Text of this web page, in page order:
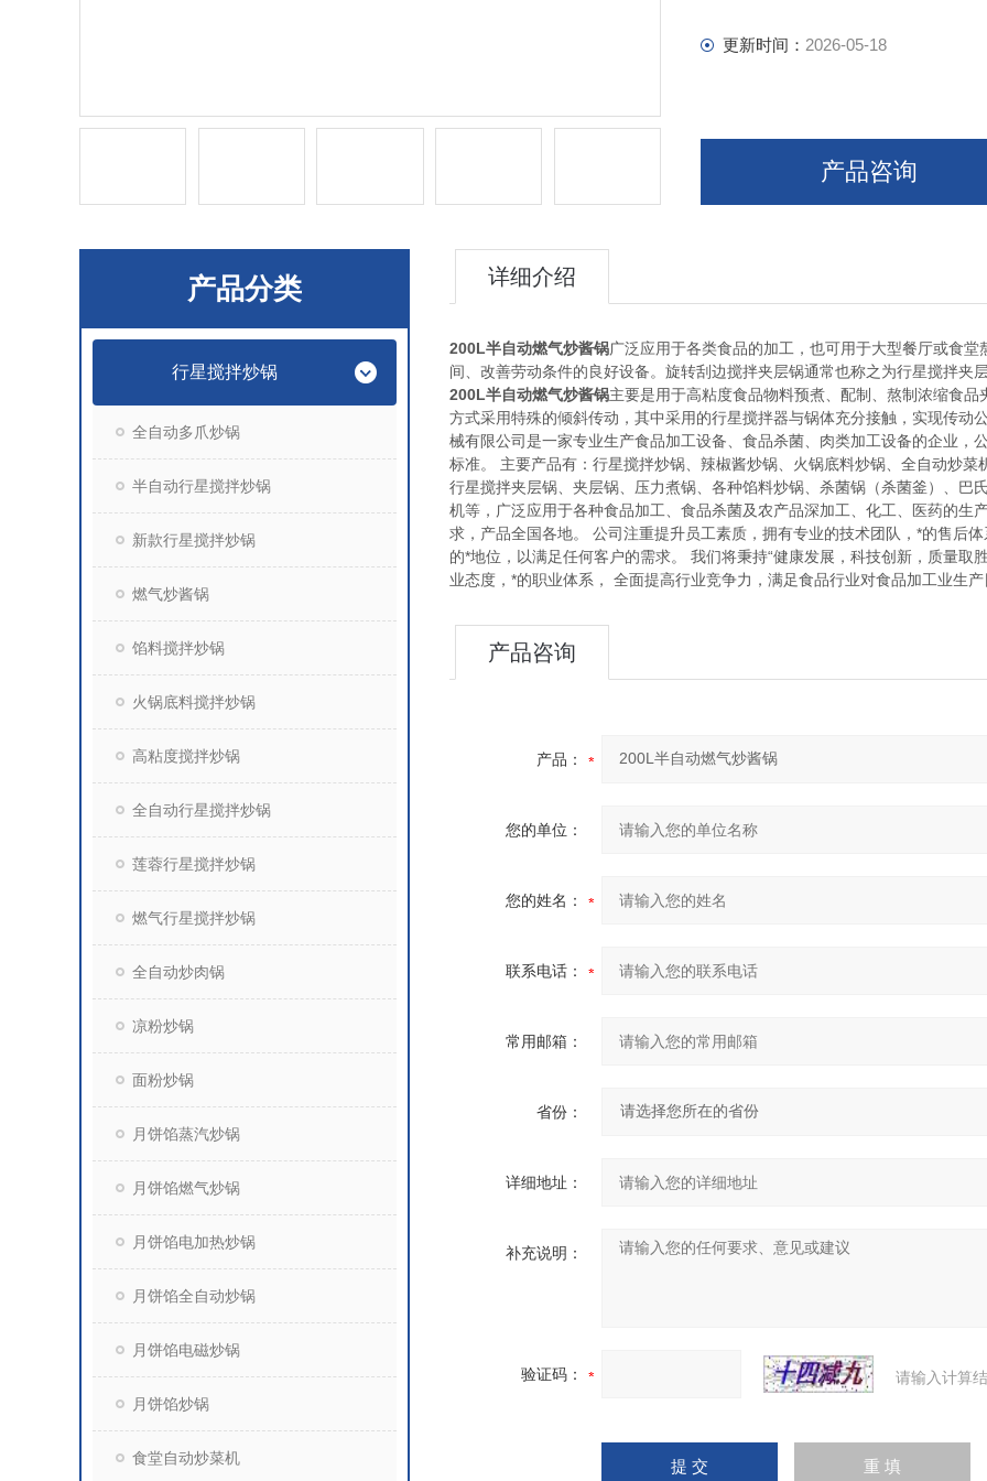
更新时间： 2026-05-18
产品咨询
产品分类
行星搅拌炒锅
全自动多爪炒锅
半自动行星搅拌炒锅
新款行星搅拌炒锅
燃气炒酱锅
馅料搅拌炒锅
火锅底料搅拌炒锅
高粘度搅拌炒锅
全自动行星搅拌炒锅
莲蓉行星搅拌炒锅
燃气行星搅拌炒锅
全自动炒肉锅
凉粉炒锅
面粉炒锅
月饼馅蒸汽炒锅
月饼馅燃气炒锅
月饼馅电加热炒锅
月饼馅全自动炒锅
月饼馅电磁炒锅
月饼馅炒锅
食堂自动炒菜机
详细介绍
200L半自动燃气炒酱锅广泛应用于各类食品的加工，也可用于大型餐厅或食
间、改善劳动条件的良好设备。旋转刮边搅拌夹层锅通常也称之为行星搅拌夹
200L半自动燃气炒酱锅主要是用于高粘度食品物料预煮、配制、熬制浓缩食
方式采用特殊的倾斜传动，其中采用的行星搅拌器与锅体充分接触，实现传动
械有限公司是一家专业生产食品加工设备、食品杀菌、肉类加工设备的企业，
标准。 主要产品有：行星搅拌炒锅、辣椒酱炒锅、火锅底料炒锅、全自动炒
行星搅拌夹层锅、夹层锅、压力煮锅、各种馅料炒锅、杀菌锅（杀菌釜）、巴
机等，广泛应用于各种食品加工、食品杀菌及农产品深加工、化工、医药的生
求，产品全国各地。 公司注重提升员工素质，拥有专业的技术团队，*的售后
的*地位，以满足任何客户的需求。 我们将秉持“健康发展，科技创新，质量
业态度，*的职业体系， 全面提高行业竞争力，满足食品行业对食品加工业生
产品咨询
产品：
您的单位：
您的姓名：
联系电话：
常用邮箱：
省份：
详细地址：
补充说明：
验证码： 请输入计算